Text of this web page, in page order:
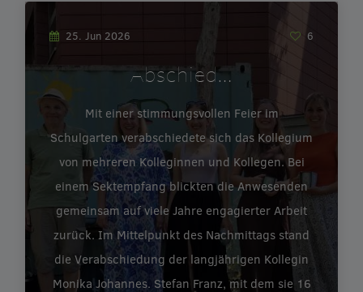
25. Jun 2026 6
Abschied…
Mit einer stimmungsvollen Feier im
Schulgarten verabschiedete sich das Kollegium
von mehreren Kolleginnen und Kollegen. Bei
einem Sektempfang blickten die Anwesenden
gemeinsam auf viele Jahre engagierter Arbeit
zurück. Im Mittelpunkt des Nachmittags stand
die Verabschiedung der langjährigen Kollegin
Monika Johannes. Stefan Franz, mit dem sie 16